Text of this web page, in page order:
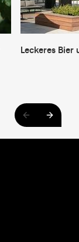
Leckeres Bier